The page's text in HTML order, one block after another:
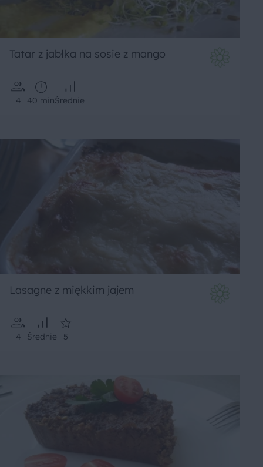
Tatar z jabłka na sosie z mango
4 40 minŚrednie
Lasagne z miękkim jajem
4 Średnie 5